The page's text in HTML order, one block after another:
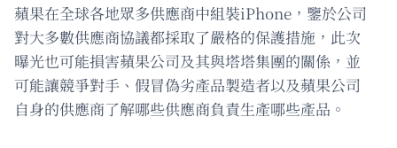
蘋果在全球各地眾多供應商中組裝iPhone，鑒於公司
對大多數供應商協議都採取了嚴格的保護措施，此次
曝光也可能損害蘋果公司及其與塔塔集團的關係，並
可能讓競爭對手、假冒偽劣產品製造者以及蘋果公司
自身的供應商了解哪些供應商負責生產哪些產品。